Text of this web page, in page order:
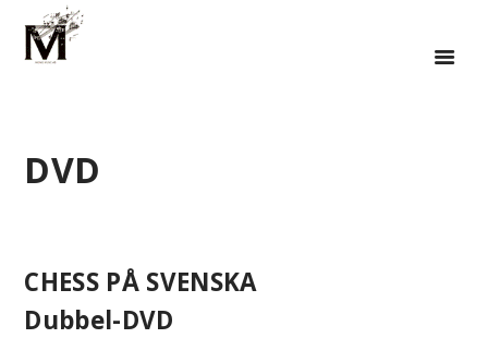
DVD
CHESS PÅ SVENSKA
Dubbel-DVD